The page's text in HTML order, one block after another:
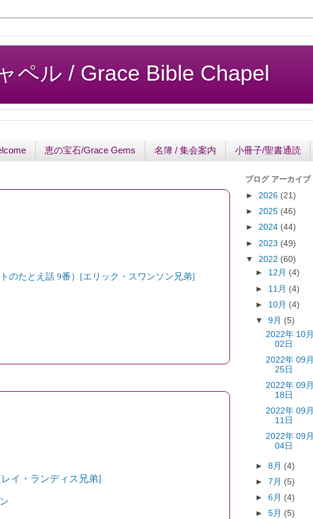
ペル / Grace Bible Chapel
恵の宝石/Grace Gems 名簿 / 集会案内 小冊子/聖書通読
トのたとえ話 9番）[エリック・スワンソン兄弟]
イ・ランディス兄弟]
ブログ アーカイブ
► 2026 (21)
► 2025 (46)
► 2024 (44)
► 2023 (49)
▼ 2022 (60)
► 12月 (4)
► 11月 (4)
► 10月 (4)
▼9月 (5)
2022年 10月
02日
2022年 09月
25日
2022年 09月
18日
2022年 09月
11日
2022年 09月
04日
►8月 (4)
►7月 (5)
►6月 (4)
►5月 (5)